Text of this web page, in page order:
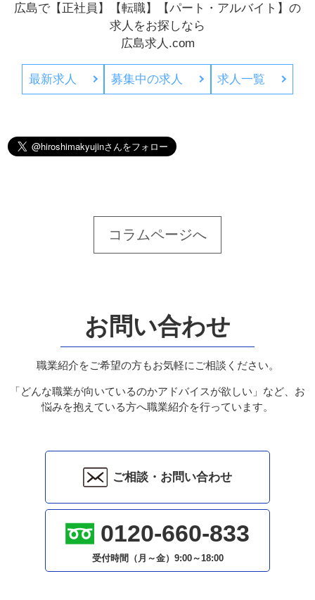
広島で【正社員】【転職】【パート・アルバイト】の
求人をお探しなら
広島求人.com
最新求人 募集中の求人 求人一覧
コラムページへ
お問い合わせ
職業紹介をご希望の方もお気軽にご相談ください。
「どんな職業が向いているのかアドバイスが欲しい」など、お
悩みを抱えている方へ職業紹介を行っています。
ご相談・お問い合わせ
0120-660-833
受付時間（月～金） 9:00～18:00